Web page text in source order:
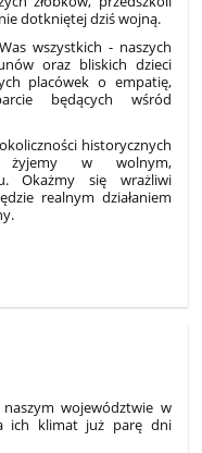
dotkniętej dziś wojną.
wszystkich - naszych
oraz bliskich dzieci
placówek o empatię,
będących wśród
historycznych
żyjemy w wolnym,
Okażmy się wrażliwi
realnym działaniem
województwie w
ich klimat już parę dni